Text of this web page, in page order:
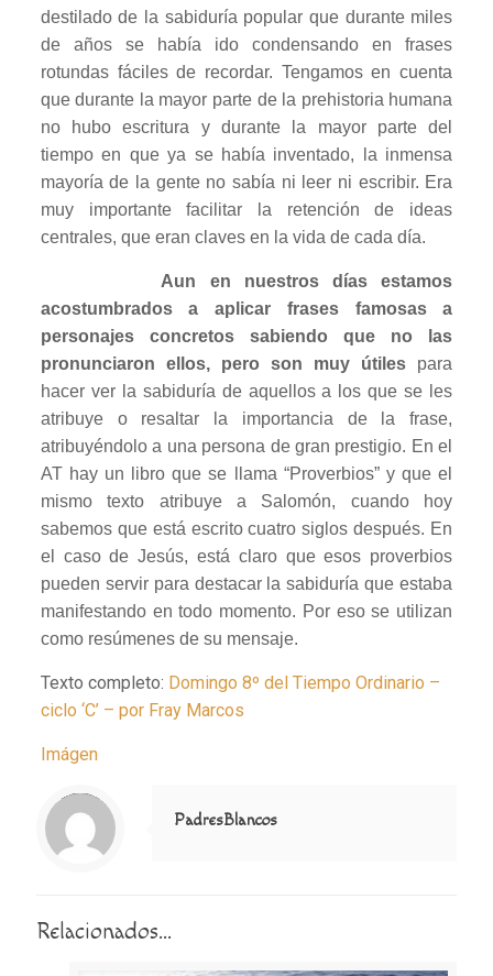
destilado de la sabiduría popular que durante miles
de años se había ido condensando en frases
rotundas fáciles de recordar. Tengamos en cuenta
que durante la mayor parte de la prehistoria humana
no hubo escritura y durante la mayor parte del
tiempo en que ya se había inventado, la inmensa
mayoría de la gente no sabía ni leer ni escribir. Era
muy importante facilitar la retención de ideas
centrales, que eran claves en la vida de cada día.
Aun en nuestros días estamos
acostumbrados a aplicar frases famosas a
personajes concretos sabiendo que no las
pronunciaron ellos, pero son muy útiles para
hacer ver la sabiduría de aquellos a los que se les
atribuye o resaltar la importancia de la frase,
atribuyéndolo a una persona de gran prestigio. En el
AT hay un libro que se llama “Proverbios” y que el
mismo texto atribuye a Salomón, cuando hoy
sabemos que está escrito cuatro siglos después. En
el caso de Jesús, está claro que esos proverbios
pueden servir para destacar la sabiduría que estaba
manifestando en todo momento. Por eso se utilizan
como resúmenes de su mensaje.
Texto completo: Domingo 8º del Tiempo Ordinario –
ciclo ‘C’ – por Fray Marcos
Imágen
Notice
: Trying to access array offset on value of type null in
/home/misioner/public_html/padresblancos/themes/betheme/includes/content-single.php
on line
286
PadresBlancos
Relacionados...